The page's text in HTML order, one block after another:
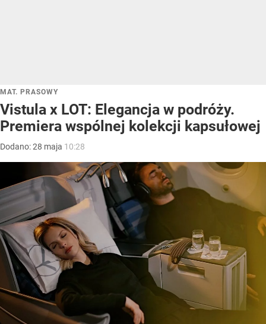
MAT. PRASOWY
Vistula x LOT: Elegancja w podróży.
Premiera wspólnej kolekcji kapsułowej
Dodano:28 maja 10:28